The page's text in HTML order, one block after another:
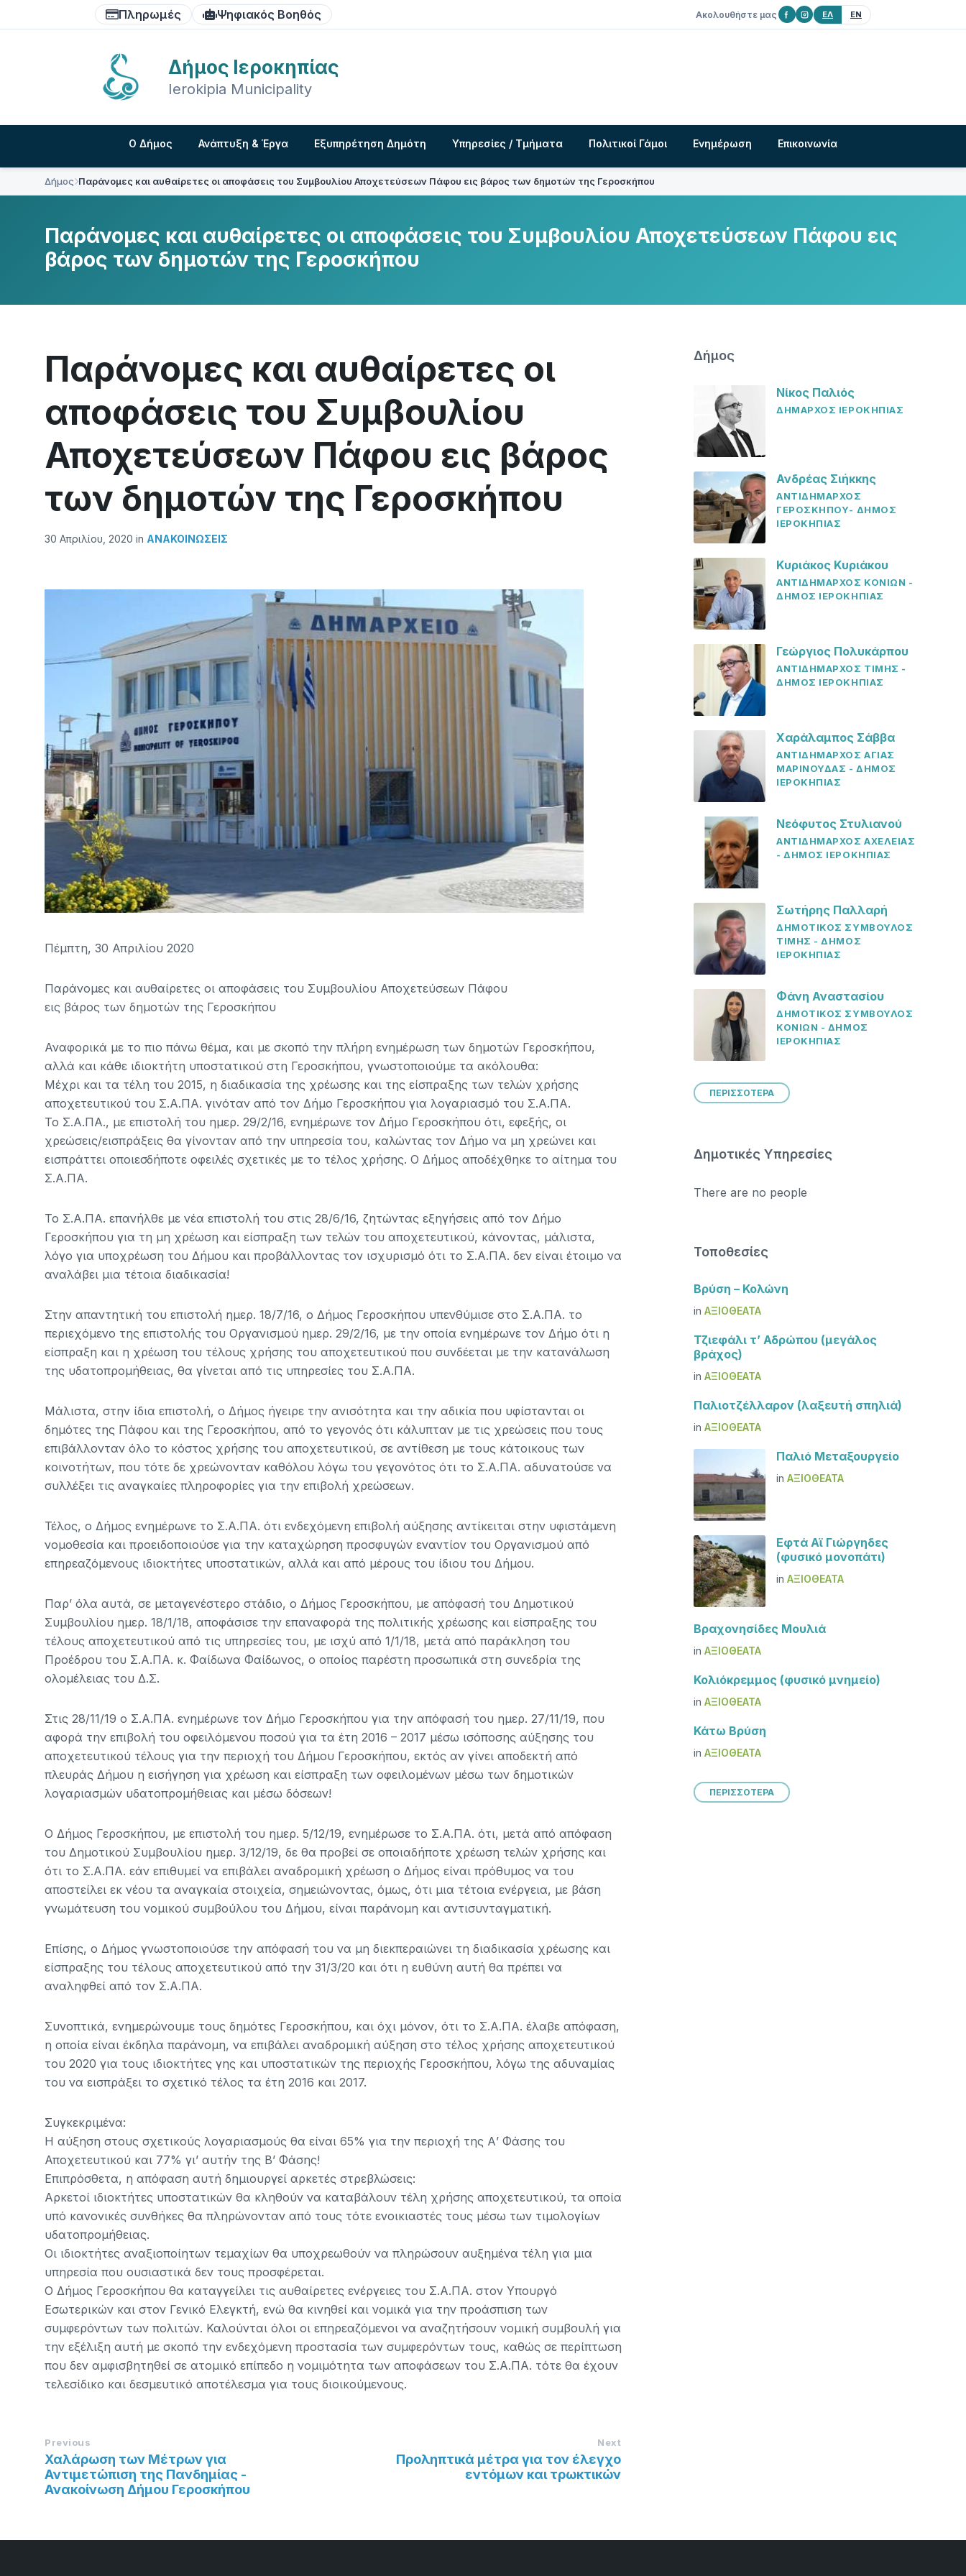
content
main
footer
Πληρωμές Ψηφιακός Βοηθός Ακολουθήστε μας ΕΛ EN
Δήμος Ιεροκηπίας
Ierokipia Municipality
Ο Δήμος Ανάπτυξη & Έργα Εξυπηρέτηση Δημότη Υπηρεσίες / Τμήματα Πολιτικοί Γάμοι Ενημέρωση Επικοινωνία
Δήμος Παράνομες και αυθαίρετες οι αποφάσεις του Συμβουλίου Αποχετεύσεων Πάφου εις βάρος των δημοτών της Γεροσκήπου
Παράνομες και αυθαίρετες οι αποφάσεις του Συμβουλίου Αποχετεύσεων Πάφου εις
βάρος των δημοτών της Γεροσκήπου
Παράνομες και αυθαίρετες οι
αποφάσεις του Συμβουλίου
Αποχετεύσεων Πάφου εις βάρος
των δημοτών της Γεροσκήπου
30 Απριλίου, 2020 in ΑΝΑΚΟΙΝΏΣΕΙΣ
Πέμπτη, 30 Απριλίου 2020
Παράνομες και αυθαίρετες οι αποφάσεις του Συμβουλίου Αποχετεύσεων Πάφου
εις βάρος των δημοτών της Γεροσκήπου
Αναφορικά με το πιο πάνω θέμα, και με σκοπό την πλήρη ενημέρωση των δημοτών Γεροσκήπου,
αλλά και κάθε ιδιοκτήτη υποστατικού στη Γεροσκήπου, γνωστοποιούμε τα ακόλουθα:
Μέχρι και τα τέλη του 2015, η διαδικασία της χρέωσης και της είσπραξης των τελών χρήσης
αποχετευτικού του Σ.Α.ΠΑ. γινόταν από τον Δήμο Γεροσκήπου για λογαριασμό του Σ.Α.ΠΑ.
Το Σ.Α.ΠΑ., με επιστολή του ημερ. 29/2/16, ενημέρωνε τον Δήμο Γεροσκήπου ότι, εφεξής, οι
χρεώσεις/εισπράξεις θα γίνονταν από την υπηρεσία του, καλώντας τον Δήμο να μη χρεώνει και
εισπράττει οποιεσδήποτε οφειλές σχετικές με το τέλος χρήσης. Ο Δήμος αποδέχθηκε το αίτημα του
Σ.Α.ΠΑ.
Το Σ.Α.ΠΑ. επανήλθε με νέα επιστολή του στις 28/6/16, ζητώντας εξηγήσεις από τον Δήμο
Γεροσκήπου για τη μη χρέωση και είσπραξη των τελών του αποχετευτικού, κάνοντας, μάλιστα,
λόγο για υποχρέωση του Δήμου και προβάλλοντας τον ισχυρισμό ότι το Σ.Α.ΠΑ. δεν είναι έτοιμο να
αναλάβει μια τέτοια διαδικασία!
Στην απαντητική του επιστολή ημερ. 18/7/16, ο Δήμος Γεροσκήπου υπενθύμισε στο Σ.Α.ΠΑ. το
περιεχόμενο της επιστολής του Οργανισμού ημερ. 29/2/16, με την οποία ενημέρωνε τον Δήμο ότι η
είσπραξη και η χρέωση του τέλους χρήσης του αποχετευτικού που συνδέεται με την κατανάλωση
της υδατοπρομήθειας, θα γίνεται από τις υπηρεσίες του Σ.Α.ΠΑ.
Μάλιστα, στην ίδια επιστολή, ο Δήμος ήγειρε την ανισότητα και την αδικία που υφίστανται οι
δημότες της Πάφου και της Γεροσκήπου, από το γεγονός ότι κάλυπταν με τις χρεώσεις που τους
επιβάλλονταν όλο το κόστος χρήσης του αποχετευτικού, σε αντίθεση με τους κάτοικους των
κοινοτήτων, που τότε δε χρεώνονταν καθόλου λόγω του γεγονότος ότι το Σ.Α.ΠΑ. αδυνατούσε να
συλλέξει τις αναγκαίες πληροφορίες για την επιβολή χρεώσεων.
Τέλος, ο Δήμος ενημέρωνε το Σ.Α.ΠΑ. ότι ενδεχόμενη επιβολή αύξησης αντίκειται στην υφιστάμενη
νομοθεσία και προειδοποιούσε για την καταχώρηση προσφυγών εναντίον του Οργανισμού από
επηρεαζόμενους ιδιοκτήτες υποστατικών, αλλά και από μέρους του ίδιου του Δήμου.
Παρ’ όλα αυτά, σε μεταγενέστερο στάδιο, ο Δήμος Γεροσκήπου, με απόφασή του Δημοτικού
Συμβουλίου ημερ. 18/1/18, αποφάσισε την επαναφορά της πολιτικής χρέωσης και είσπραξης του
τέλους αποχετευτικού από τις υπηρεσίες του, με ισχύ από 1/1/18, μετά από παράκληση του
Προέδρου του Σ.Α.ΠΑ. κ. Φαίδωνα Φαίδωνος, ο οποίος παρέστη προσωπικά στη συνεδρία της
ολομέλειας του Δ.Σ.
Στις 28/11/19 ο Σ.Α.ΠΑ. ενημέρωνε τον Δήμο Γεροσκήπου για την απόφασή του ημερ. 27/11/19, που
αφορά την επιβολή του οφειλόμενου ποσού για τα έτη 2016 – 2017 μέσω ισόποσης αύξησης του
αποχετευτικού τέλους για την περιοχή του Δήμου Γεροσκήπου, εκτός αν γίνει αποδεκτή από
πλευράς Δήμου η εισήγηση για χρέωση και είσπραξη των οφειλομένων μέσω των δημοτικών
λογαριασμών υδατοπρομήθειας και μέσω δόσεων!
Ο Δήμος Γεροσκήπου, με επιστολή του ημερ. 5/12/19, ενημέρωσε το Σ.Α.ΠΑ. ότι, μετά από απόφαση
του Δημοτικού Συμβουλίου ημερ. 3/12/19, δε θα προβεί σε οποιαδήποτε χρέωση τελών χρήσης και
ότι το Σ.Α.ΠΑ. εάν επιθυμεί να επιβάλει αναδρομική χρέωση ο Δήμος είναι πρόθυμος να του
αποστείλει εκ νέου τα αναγκαία στοιχεία, σημειώνοντας, όμως, ότι μια τέτοια ενέργεια, με βάση
γνωμάτευση του νομικού συμβούλου του Δήμου, είναι παράνομη και αντισυνταγματική.
Επίσης, ο Δήμος γνωστοποιούσε την απόφασή του να μη διεκπεραιώνει τη διαδικασία χρέωσης και
είσπραξης του τέλους αποχετευτικού από την 31/3/20 και ότι η ευθύνη αυτή θα πρέπει να
αναληφθεί από τον Σ.Α.ΠΑ.
Συνοπτικά, ενημερώνουμε τους δημότες Γεροσκήπου, και όχι μόνον, ότι το Σ.Α.ΠΑ. έλαβε απόφαση,
η οποία είναι έκδηλα παράνομη, να επιβάλει αναδρομική αύξηση στο τέλος χρήσης αποχετευτικού
του 2020 για τους ιδιοκτήτες γης και υποστατικών της περιοχής Γεροσκήπου, λόγω της αδυναμίας
του να εισπράξει το σχετικό τέλος τα έτη 2016 και 2017.
Συγκεκριμένα:
Η αύξηση στους σχετικούς λογαριασμούς θα είναι 65% για την περιοχή της Α’ Φάσης του
Αποχετευτικού και 77% γι’ αυτήν της Β’ Φάσης!
Επιπρόσθετα, η απόφαση αυτή δημιουργεί αρκετές στρεβλώσεις:
Αρκετοί ιδιοκτήτες υποστατικών θα κληθούν να καταβάλουν τέλη χρήσης αποχετευτικού, τα οποία
υπό κανονικές συνθήκες θα πληρώνονταν από τους τότε ενοικιαστές τους μέσω των τιμολογίων
υδατοπρομήθειας.
Οι ιδιοκτήτες αναξιοποίητων τεμαχίων θα υποχρεωθούν να πληρώσουν αυξημένα τέλη για μια
υπηρεσία που ουσιαστικά δεν τους προσφέρεται.
Ο Δήμος Γεροσκήπου θα καταγγείλει τις αυθαίρετες ενέργειες του Σ.Α.ΠΑ. στον Υπουργό
Εσωτερικών και στον Γενικό Ελεγκτή, ενώ θα κινηθεί και νομικά για την προάσπιση των
συμφερόντων των πολιτών. Καλούνται όλοι οι επηρεαζόμενοι να αναζητήσουν νομική συμβουλή για
την εξέλιξη αυτή με σκοπό την ενδεχόμενη προστασία των συμφερόντων τους, καθώς σε περίπτωση
που δεν αμφισβητηθεί σε ατομικό επίπεδο η νομιμότητα των αποφάσεων του Σ.Α.ΠΑ. τότε θα έχουν
τελεσίδικο και δεσμευτικό αποτέλεσμα για τους διοικούμενους.
Previous
Χαλάρωση των Μέτρων για
Αντιμετώπιση της Πανδημίας -
Ανακοίνωση Δήμου Γεροσκήπου
Next
Προληπτικά μέτρα για τον έλεγχο
εντόμων και τρωκτικών
Δήμος
Νίκος Παλιός
ΔΗΜΑΡΧΟΣ ΙΕΡΟΚΗΠΙΑΣ
Ανδρέας Σιήκκης
ΑΝΤΙΔΗΜΑΡΧΟΣ
ΓΕΡΟΣΚΗΠΟΥ- ΔΗΜΟΣ
ΙΕΡΟΚΗΠΙΑΣ
Κυριάκος Κυριάκου
ΑΝΤΙΔΗΜΑΡΧΟΣ ΚΟΝΙΩΝ -
ΔΗΜΟΣ ΙΕΡΟΚΗΠΙΑΣ
Γεώργιος Πολυκάρπου
ΑΝΤΙΔΗΜΑΡΧΟΣ ΤΙΜΗΣ -
ΔΗΜΟΣ ΙΕΡΟΚΗΠΙΑΣ
Χαράλαμπος Σάββα
ΑΝΤΙΔΗΜΑΡΧΟΣ ΑΓΙΑΣ
ΜΑΡΙΝΟΥΔΑΣ - ΔΗΜΟΣ
ΙΕΡΟΚΗΠΙΑΣ
Νεόφυτος Στυλιανού
ΑΝΤΙΔΗΜΑΡΧΟΣ ΑΧΕΛΕΙΑΣ
- ΔΗΜΟΣ ΙΕΡΟΚΗΠΙΑΣ
Σωτήρης Παλλαρή
ΔΗΜΟΤΙΚΟΣ ΣΥΜΒΟΥΛΟΣ
ΤΙΜΗΣ - ΔΗΜΟΣ
ΙΕΡΟΚΗΠΙΑΣ
Φάνη Αναστασίου
ΔΗΜΟΤΙΚΟΣ ΣΥΜΒΟΥΛΟΣ
ΚΟΝΙΩΝ - ΔΗΜΟΣ
ΙΕΡΟΚΗΠΙΑΣ
ΠΕΡΙΣΣΟΤΕΡΑ
Δημοτικές Υπηρεσίες
There are no people
Τοποθεσίες
Βρύση – Κολώνη
inΑΞΙΟΘΈΑΤΑ
Τζιεφάλι τ’ Αδρώπου (μεγάλος
βράχος)
inΑΞΙΟΘΈΑΤΑ
Παλιοτζέλλαρον (λαξευτή σπηλιά)
inΑΞΙΟΘΈΑΤΑ
Παλιό Μεταξουργείο
inΑΞΙΟΘΈΑΤΑ
Εφτά Αϊ Γιώργηδες
(φυσικό μονοπάτι)
inΑΞΙΟΘΈΑΤΑ
Βραχονησίδες Μουλιά
inΑΞΙΟΘΈΑΤΑ
Κολιόκρεμμος (φυσικό μνημείο)
inΑΞΙΟΘΈΑΤΑ
Κάτω Βρύση
inΑΞΙΟΘΈΑΤΑ
ΠΕΡΙΣΣΟΤΕΡΑ